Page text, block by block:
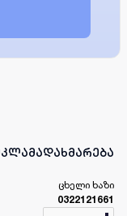
დახმარება
ცხელი ხაზი
0322121661